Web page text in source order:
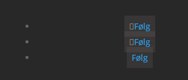
Følg
Følg
Følg